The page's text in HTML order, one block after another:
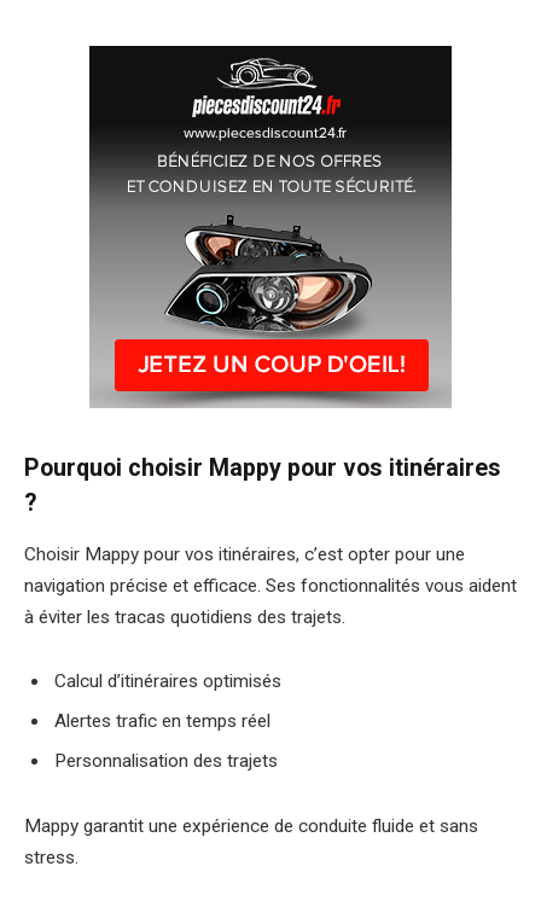
Pourquoi choisir Mappy pour vos itinéraires
?
Choisir Mappy pour vos itinéraires, c’est opter pour une
navigation précise et efficace. Ses fonctionnalités vous aident
à éviter les tracas quotidiens des trajets.
Calcul d’itinéraires optimisés
Alertes trafic en temps réel
Personnalisation des trajets
Mappy garantit une expérience de conduite fluide et sans
stress.